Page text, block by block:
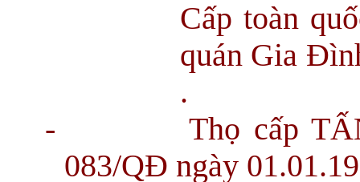
Cấp toàn
quán Gia
.
-
Thọ cấp
083/QĐ ngày